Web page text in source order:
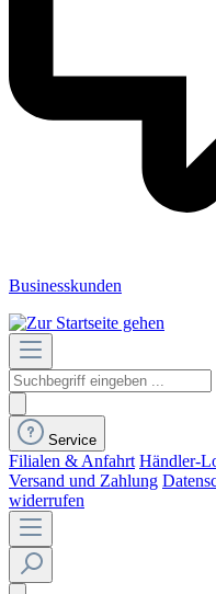
Businesskunden
Service
Filialen & Anfahrt Händler-
Versand und Zahlung
widerrufen